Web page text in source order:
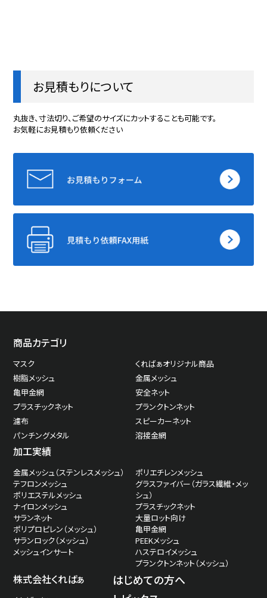
お見積もりについて
丸抜き、寸法切り、ご希望のサイズにカットすることも可能です。
お気軽にお見積もり依頼ください
商品カテゴリ
マスク
くればぁオリジナル商品
樹脂メッシュ
金属メッシュ
亀甲金網
安全ネット
プラスチックネット
プランクトンネット
濾布
スピーカーネット
パンチングメタル
溶接金網
加工実績
金属メッシュ（ステンレスメッシュ）
テフロンメッシュ
ポリエステルメッシュ
ナイロンメッシュ
サランネット
ポリプロピレン（メッシュ）
サランロック（メッシュ）
メッシュインサート
ポリエチレンメッシュ
グラスファイバー（ガラス繊維・メッ
シュ）
プラスチックネット
大量ロット向け
亀甲金網
PEEKメッシュ
ハステロイメッシュ
プランクトンネット（メッシュ）
株式会社くればぁ
はじめての方へ